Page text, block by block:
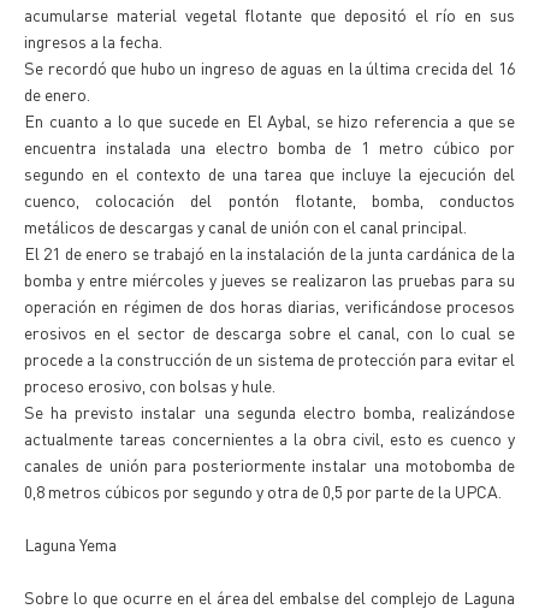
acumularse material vegetal flotante que depositó el río en sus
ingresos a la fecha.
Se recordó que hubo un ingreso de aguas en la última crecida del 16
de enero.
En cuanto a lo que sucede en El Aybal, se hizo referencia a que se
encuentra instalada una electro bomba de 1 metro cúbico por
segundo en el contexto de una tarea que incluye la ejecución del
cuenco, colocación del pontón flotante, bomba, conductos
metálicos de descargas y canal de unión con el canal principal.
El 21 de enero se trabajó en la instalación de la junta cardánica de la
bomba y entre miércoles y jueves se realizaron las pruebas para su
operación en régimen de dos horas diarias, verificándose procesos
erosivos en el sector de descarga sobre el canal, con lo cual se
procede a la construcción de un sistema de protección para evitar el
proceso erosivo, con bolsas y hule.
Se ha previsto instalar una segunda electro bomba, realizándose
actualmente tareas concernientes a la obra civil, esto es cuenco y
canales de unión para posteriormente instalar una motobomba de
0,8 metros cúbicos por segundo y otra de 0,5 por parte de la UPCA.
Laguna Yema
Sobre lo que ocurre en el área del embalse del complejo de Laguna